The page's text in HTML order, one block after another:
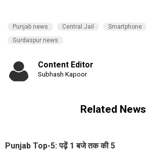
Punjab news Central Jail Smartphone
Gurdaspur news
Content Editor
Subhash Kapoor
Related News
Punjab Top-5: पढ़ें 1 बजे तक की 5